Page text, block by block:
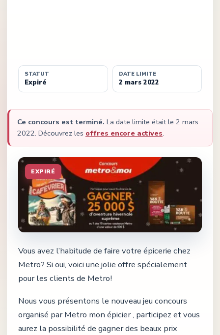
STATUT
Expiré
DATE LIMITE
2 mars 2022
Ce concours est terminé. La date limite était le 2 mars
2022. Découvrez les offres encore actives.
EXPIRÉ
Vous avez l’habitude de faire votre épicerie chez
Metro? Si oui, voici une jolie offre spécialement
pour les clients de Metro!
Nous vous présentons le nouveau jeu concours
organisé par Metro mon épicier , participez et vous
aurez la possibilité de gagner des beaux prix